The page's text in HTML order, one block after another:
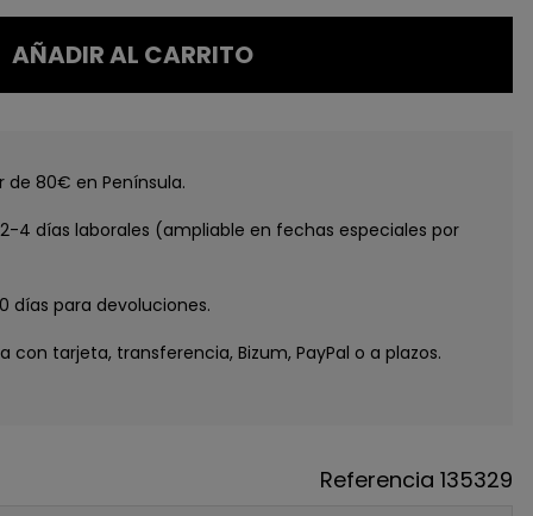
AÑADIR AL CARRITO
de 80€ en Península.
2-4 días laborales (ampliable en fechas especiales por
días para devoluciones.
con tarjeta, transferencia, Bizum, PayPal o a plazos.
Referencia 135329
5€ de regalo